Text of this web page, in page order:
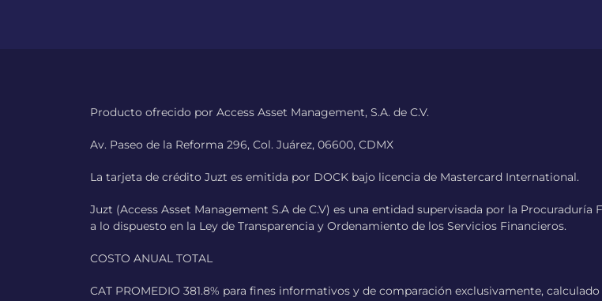
Producto ofrecido por Access Asset Management, S.A. de C.V.
Av. Paseo de la Reforma 296, Col. Juárez, 06600, CDMX
La tarjeta de crédito Juzt es emitida por DOCK bajo licencia de Mastercard International.
Juzt (Access Asset Management S.A de C.V) es una entidad supervisada por la
a lo dispuesto en la Ley de Transparencia y Ordenamiento de los Servicios Financieros.
COSTO ANUAL TOTAL
CAT PROMEDIO 381.8% para fines informativos y de comparación exclusivamente,